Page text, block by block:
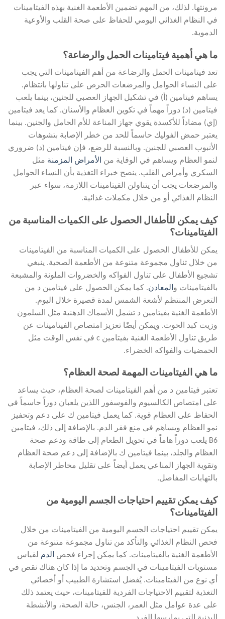
مرونتها. لذلك، من المهم تضمين الأطعمة الغنية بهذه الفيتامينات
في النظام الغذائي اليومي للحفاظ على صحة القلب والأوعية
الدموية.
ما هي أهمية فيتامينات الحمل والرضاعة؟
تعد فيتامينات الحمل والرضاعة من أهم الفيتامينات التي يجب
على النساء الحوامل والمرضعات الحرص على تناولها بانتظام.
يساهم فيتامين (أ) في تشكيل الجهاز العصبي للجنين، بينما يلعب
فيتامين (د) دوراً مهماً في تكوين العظام والأسنان. كما يعد فيتامين
(إي) مضاداً للأكسدة يقوي جهاز المناعة للأم الحامل والجنين. بينما
يعتبر حمض الفوليك حاسماً للحد من خطر الإصابة بتشوهات
الأنبوب العصبي للجنين. وبالنسبة للرضع، فإن فيتامين (د) ضروري
لنمو العظام ويساهم في الوقاية من
الأمراض المزمنة مثل
السكري وأمراض القلب. ينصح خبراء التغذية بأن النساء الحوامل
والمرضعات يجب أن يتناولن الفيتامينات اللازمة، سواء عبر
النظام الغذائي أو من خلال مكملات غذائية.
كيف يمكن للأطفال الحصول على الكميات المناسبة من
الفيتامينات؟
يمكن للأطفال الحصول على الكميات المناسبة من الفيتامينات
من خلال تناول مجموعة متنوعة من الأطعمة الصحية. ينبغي
تشجيع الأطفال على تناول الفواكه والخضروات الملونة والمشبعة
بالفيتامينات و المعادن. كما يمكن الحصول على فيتامين د من
التعرض المنتظم لأشعة الشمس لمدة قصيرة خلال اليوم.
الأطعمة الغنية بفيتامين د تشمل الأسماك الدهنية مثل السلمون
وزيت كبد الحوت. ويمكن أيضًا تعزيز امتصاص الفيتامينات عن
طريق تناول الأطعمة الغنية بفيتامين c في نفس الوقت مثل
الحمضيات والفواكه الخضراء.
ما هي الفيتامينات المهمة لصحة العظام؟
تعتبر فيتامين د من أهم الفيتامينات لصحة العظام، حيث يساعد
على امتصاص الكالسيوم والفوسفور اللذين يلعبان دوراً حاسماً في
الحفاظ على العظام قوية. كما يعمل فيتامين ك على دعم وتحفيز
نمو العظام ويساهم في منع فقر الدم. بالإضافة إلى ذلك، فيتامين
B6 يلعب دوراً هاماً في تحويل الطعام إلى طاقة ودعم صحة
العظام والجلد، بينما فيتامين ك بالإضافة إلى دعم صحة العظام
وتقوية الجهاز المناعي يعمل أيضاً على تقليل مخاطر الإصابة
بالتهابات المفاصل.
كيف يمكن تقييم احتياجات الجسم اليومية من
الفيتامينات؟
يمكن تقييم احتياجات الجسم اليومية من الفيتامينات من خلال
فحص النظام الغذائي والتأكد من تناول مجموعة متنوعة من
الأطعمة الغنية بالفيتامينات. كما يمكن إجراء فحص الدم لقياس
مستويات الفيتامينات في الجسم وتحديد ما إذا كان هناك نقص في
أي نوع من الفيتامينات. يُفضل استشارة الطبيب أو أخصائي
التغذية لتقييم الاحتياجات الفردية للفيتامينات، حيث يعتمد ذلك
على عدة عوامل مثل العمر، الجنس، حالة الصحة، والأنشطة